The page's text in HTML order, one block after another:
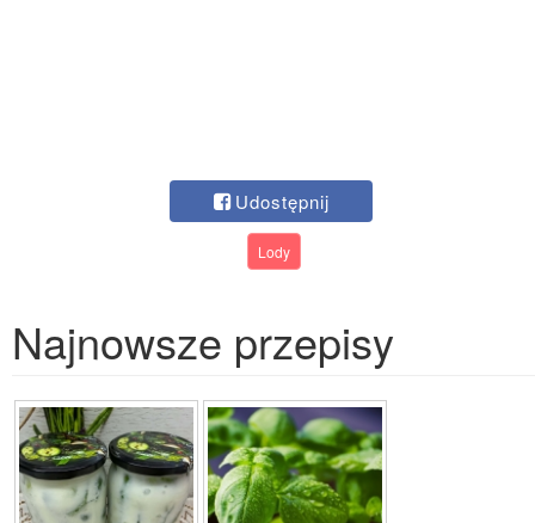
Udostępnij
Lody
Najnowsze przepisy